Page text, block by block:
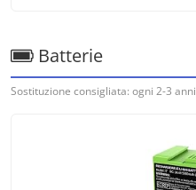
Batterie
Sostituzione consigliata: ogni 2-3 anni